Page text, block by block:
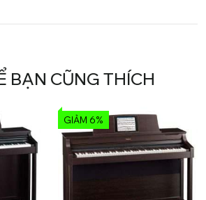
BẠN CŨNG THÍCH
GIẢM 6%